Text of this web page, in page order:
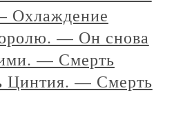
Охлаждение
— Он снова
— Смерть
Цинтия. — Смерть